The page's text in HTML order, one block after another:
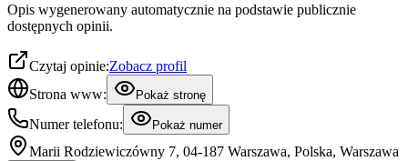
Opis wygenerowany automatycznie na podstawie publicznie
dostępnych opinii.
Czytaj opinie:Zobacz profil
Strona www:
Pokaż stronę
Numer telefonu: Pokaż numer
Marii Rodziewiczówny 7, 04-187 Warszawa, Polska, Warszawa